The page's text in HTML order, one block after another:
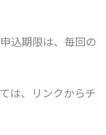
込期限は、毎回の
は、リンクからチ